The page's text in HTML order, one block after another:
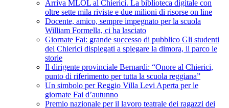
Arriva MLOL al Chierici. La biblioteca digitale con
oltre sette mila riviste e due milioni di risorse on line
Docente, amico, sempre impegnato per la scuola
William Formella, ci ha lasciato
Giornate Fai: grande successo di pubblico Gli studenti
del Chierici dispiegati a spiegare la dimora, il parco le
storie
Il dirigente provinciale Bernardi: “Onore al Chierici,
punto di riferimento per tutta la scuola reggiana”
Un simbolo per Reggio Villa Levi Aperta per le
giornate Fai d’autunno
Premio nazionale per il lavoro teatrale dei ragazzi dei